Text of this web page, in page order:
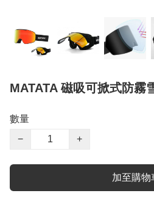
MATATA 磁吸可掀式防霧
數量
−
+
加至購物